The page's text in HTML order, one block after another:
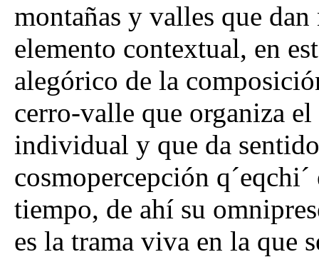
montañas y valles que
elemento contextual, en
alegórico de la
cerro-valle que organiza
individual y que da
cosmopercepción
tiempo, de ahí su
es la trama viva en la que